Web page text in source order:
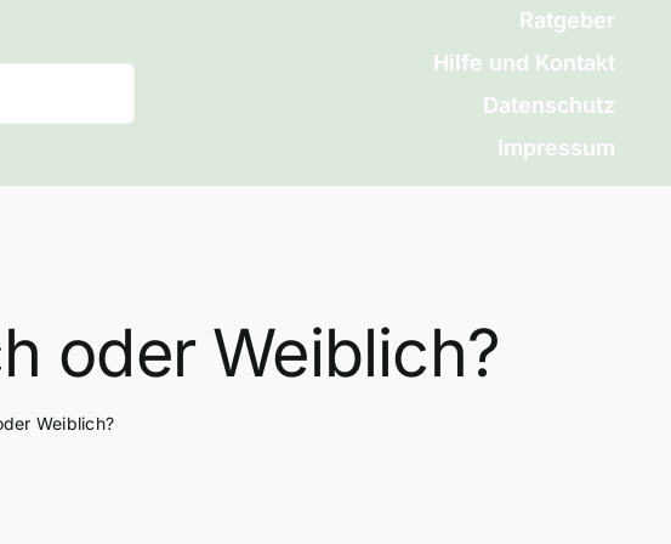
Ratgeber
Hilfe und Kontakt
Datenschutz
Impressum
oder Weiblich?
Weiblich?